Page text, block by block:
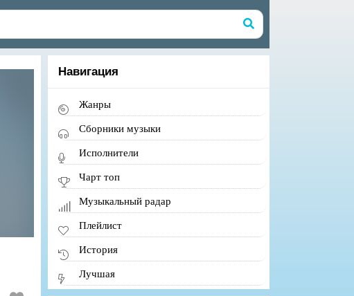
Навигация
Жанры
Сборники музыки
Исполнители
Чарт топ
Музыкальный радар
Плейлист
История
Лучшая